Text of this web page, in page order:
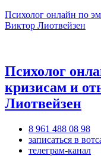
Психолог онлайн по
Виктор Лиотвейзен
Психолог
кризисам и
Лиотвейзен
8 961 488 08 98
записаться в
телеграм-канал